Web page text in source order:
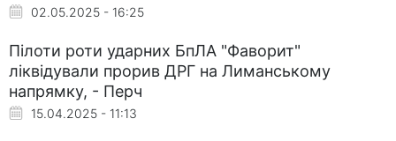
02.05.2025 - 16:25
Пілоти роти ударних БпЛА "Фаворит"
ліквідували прорив ДРГ на Лиманському
напрямку, - Перч
15.04.2025 - 11:13